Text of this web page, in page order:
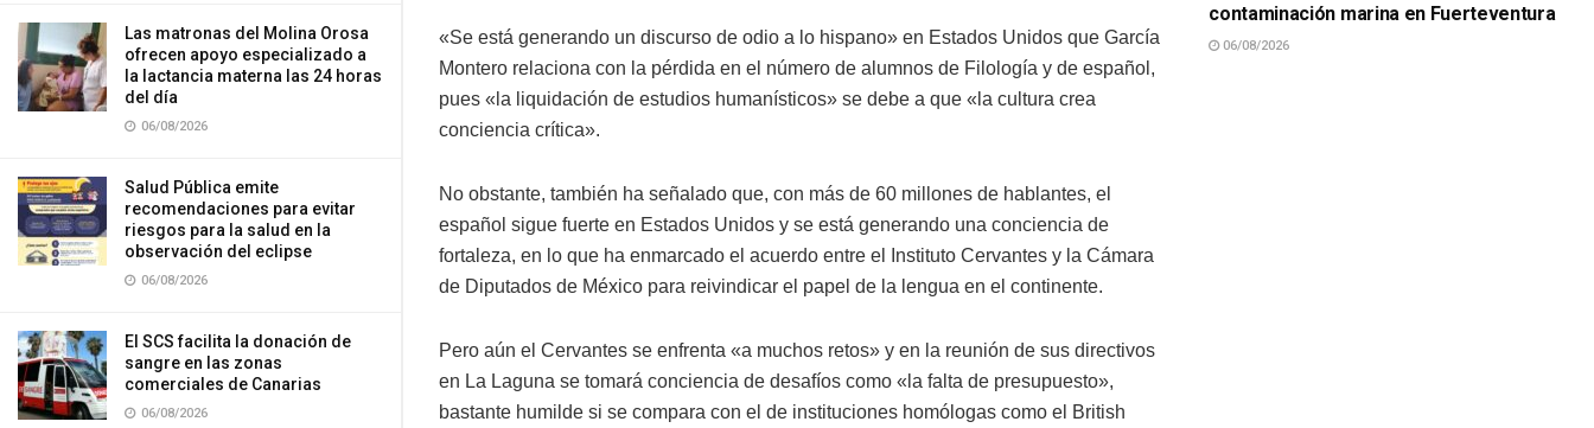
Las matronas del Molina Orosa
ofrecen apoyo especializado a
la lactancia materna las 24 horas
del día
06/08/2026
Salud Pública emite
recomendaciones para evitar
riesgos para la salud en la
observación del eclipse
06/08/2026
El SCS facilita la donación de
sangre en las zonas
comerciales de Canarias
06/08/2026
«Se está generando un discurso de odio a lo hispano» en Estados Unidos que García
Montero relaciona con la pérdida en el número de alumnos de Filología y de español,
pues «la liquidación de estudios humanísticos» se debe a que «la cultura crea
conciencia crítica».
No obstante, también ha señalado que, con más de 60 millones de hablantes, el
español sigue fuerte en Estados Unidos y se está generando una conciencia de
fortaleza, en lo que ha enmarcado el acuerdo entre el Instituto Cervantes y la Cámara
de Diputados de México para reivindicar el papel de la lengua en el continente.
Pero aún el Cervantes se enfrenta «a muchos retos» y en la reunión de sus directivos
en La Laguna se tomará conciencia de desafíos como «la falta de presupuesto»,
bastante humilde si se compara con el de instituciones homólogas como el British
contaminación marina en Fuerteventura
06/08/2026